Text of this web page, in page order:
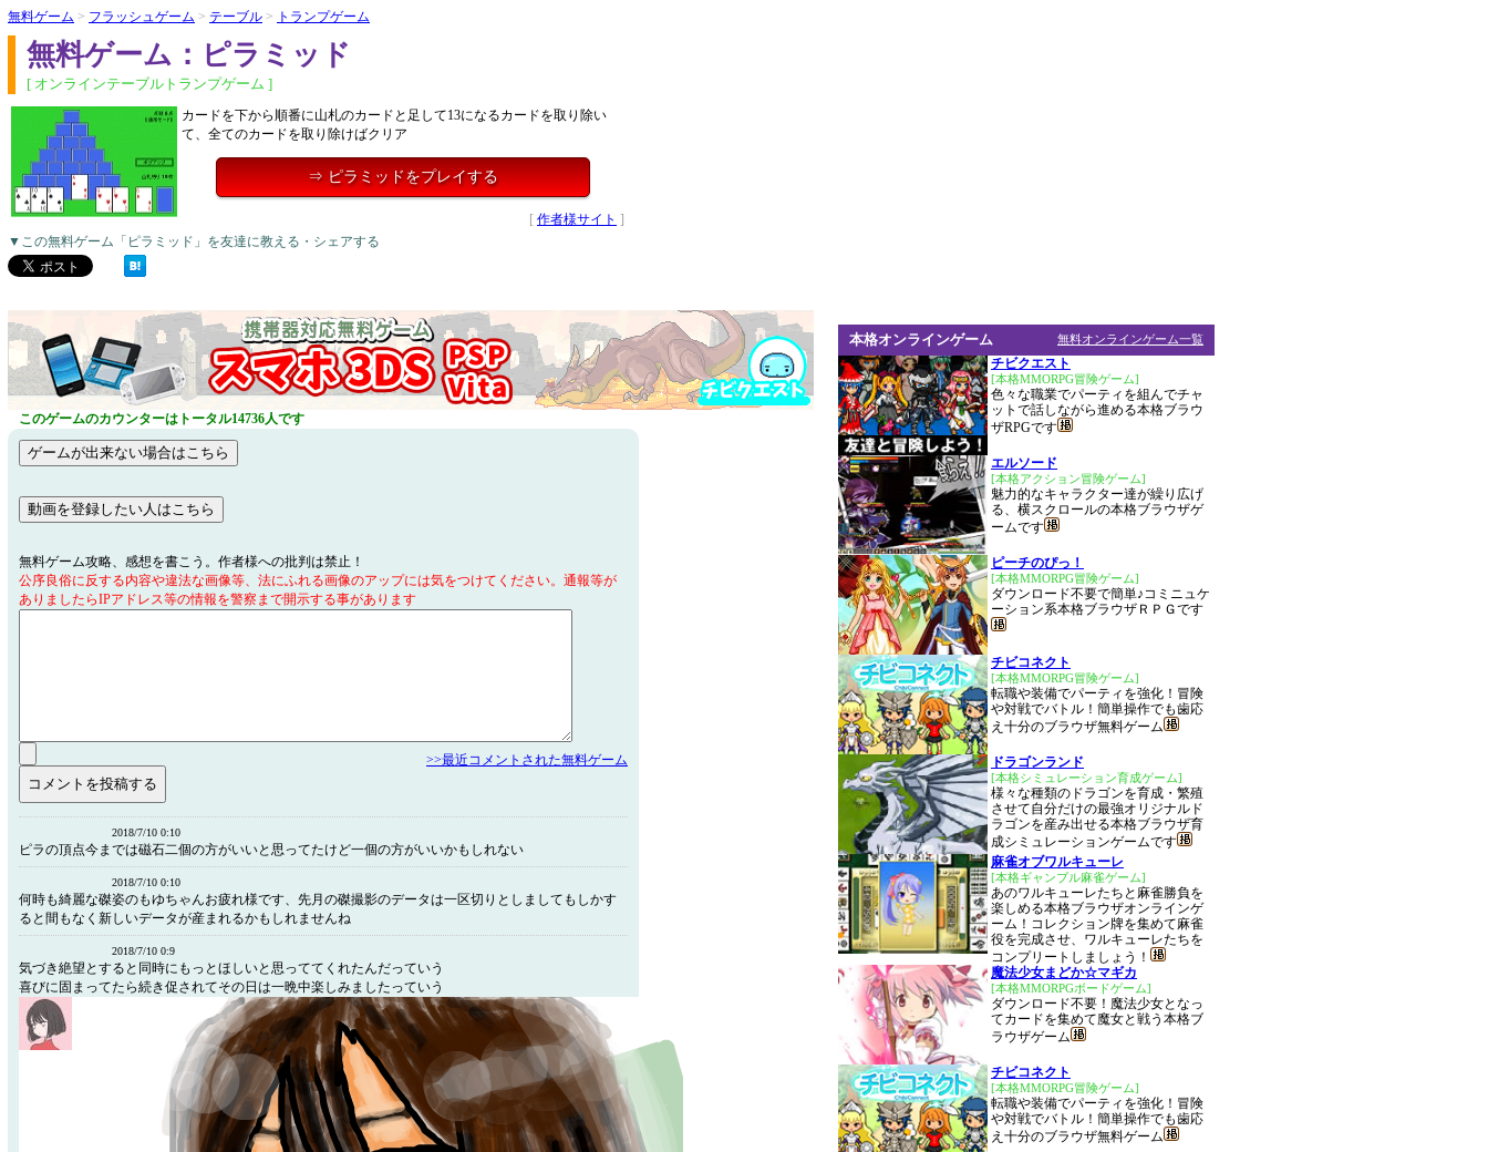
無料ゲーム > フラッシュゲーム > テーブル > トランプゲーム
無料ゲーム：ピラミッド
[ オンラインテーブルトランプゲーム ]
カードを下から順番に山札のカードと足して13になるカードを取り除い
て、全てのカードを取り除けばクリア
⇒ ピラミッドをプレイする
[ 作者様サイト ]
▼この無料ゲーム「ピラミッド」を友達に教える・シェアする
このゲームのカウンターはトータル14736人です
無料ゲーム攻略、感想を書こう。作者様への批判は禁止！
公序良俗に反する内容や違法な画像等、法にふれる画像のアップには気をつけてください。通報等が
ありましたらIPアドレス等の情報を警察まで開示する事があります
>>最近コメントされた無料ゲーム
2018/7/10 0:10
ピラの頂点今までは磁石二個の方がいいと思ってたけど一個の方がいいかもしれない
2018/7/10 0:10
何時も綺麗な磔姿のもゆちゃんお疲れ様です、先月の磔撮影のデータは一区切りとしましてもしかす
ると間もなく新しいデータが産まれるかもしれませんね
2018/7/10 0:9
気づき絶望とすると同時にもっとほしいと思っててくれたんだっていう
喜びに固まってたら続き促されてその日は一晩中楽しみましたっていう
無料オンラインゲーム一覧
本格オンラインゲーム
チビクエスト
[本格MMORPG冒険ゲーム]
色々な職業でパーティを組んでチャ
ットで話しながら進める本格ブラウ
ザRPGです
エルソード
[本格アクション冒険ゲーム]
魅力的なキャラクター達が繰り広げ
る、横スクロールの本格ブラウザゲ
ームです
ピーチのぴっ！
[本格MMORPG冒険ゲーム]
ダウンロード不要で簡単♪コミニュケ
ーション系本格ブラウザＲＰＧです
チビコネクト
[本格MMORPG冒険ゲーム]
転職や装備でパーティを強化！冒険
や対戦でバトル！簡単操作でも歯応
え十分のブラウザ無料ゲーム
ドラゴンランド
[本格シミュレーション育成ゲーム]
様々な種類のドラゴンを育成・繁殖
させて自分だけの最強オリジナルド
ラゴンを産み出せる本格ブラウザ育
成シミュレーションゲームです
麻雀オブワルキューレ
[本格ギャンブル麻雀ゲーム]
あのワルキューレたちと麻雀勝負を
楽しめる本格ブラウザオンラインゲ
ーム！コレクション牌を集めて麻雀
役を完成させ、ワルキューレたちを
コンプリートしましょう！
魔法少女まどか☆マギカ
[本格MMORPGボードゲーム]
ダウンロード不要！魔法少女となっ
てカードを集めて魔女と戦う本格ブ
ラウザゲーム
チビコネクト
[本格MMORPG冒険ゲーム]
転職や装備でパーティを強化！冒険
や対戦でバトル！簡単操作でも歯応
え十分のブラウザ無料ゲーム